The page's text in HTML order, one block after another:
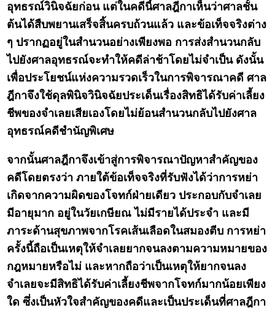
อุทธรณ์วินิจฉัยก่อน แต่ในคดีนี้ศาลฎีกาเห็นว่าศาลชั้น
ต้นได้สืบพยานเสร็จสิ้นครบถ้วนแล้ว และข้อเท็จจริงต่าง
ๆ ปรากฏอยู่ในสำนวนอย่างเพียงพอ การส่งสำนวนกลับ
ไปยังศาลอุทธรณ์จะทำให้คดีล่าช้าโดยไม่จำเป็น ดังนั้น
เพื่อประโยชน์แห่งความรวดเร็วในการพิจารณาคดี ศาล
ฎีกาจึงใช้ดุลพินิจวินิจฉัยประเด็นเรื่องสิทธิได้รับค่าเลี้ยง
ชีพของจำเลยเสียเองโดยไม่ย้อนสำนวนกลับไปยังศาล
อุทธรณ์คดีชำนัญพิเศษ
จากนั้นศาลฎีกาจึงเข้าสู่การพิจารณาปัญหาสำคัญของ
คดีโดยตรงว่า ภายใต้ข้อเท็จจริงที่รับฟังได้ว่าการหย่า
เกิดจากความผิดของโจทก์ฝ่ายเดียว ประกอบกับจำเลย
มีอายุมาก อยู่ในวัยเกษียณ ไม่มีรายได้ประจำ และมี
ภาระด้านสุขภาพจากโรคเส้นเลือดในสมองตีบ การหย่า
ครั้งนี้ถือเป็นเหตุให้จำเลยยากจนลงตามความหมายของ
กฎหมายหรือไม่ และหากถือว่าเป็นเหตุให้ยากจนลง
จำเลยจะมีสิทธิได้รับค่าเลี้ยงชีพจากโจทก์มากน้อยเพียง
ใด ซึ่งเป็นหัวใจสำคัญของคดีและเป็นประเด็นที่ศาลฎีกา